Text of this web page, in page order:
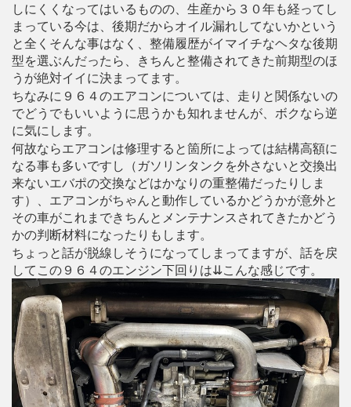
しにくくなってはいるものの、生産から３０年も経ってし
まっている今は、後期だからオイル漏れしてないかという
と全くそんな事はなく、整備履歴がイマイチなヘタな後期
型を選ぶんだったら、きちんと整備されてきた前期型のほ
うが絶対イイに決まってます。
ちなみに９６４のエアコンについては、走りと関係ないの
でどうでもいいように思うかも知れませんが、ボクなら逆
に気にします。
何故ならエアコンは修理すると箇所によっては結構高額に
なる事も多いですし（ガソリンタンクを外さないと交換出
来ないエバポの交換などはかなりの重整備だったりしま
す）、エアコンがちゃんと動作しているかどうかが意外と
その車がこれまできちんとメンテナンスされてきたかどう
かの判断材料になったりもします。
ちょっと話が脱線しそうになってしまってますが、話を戻
してこの９６４のエンジン下回りは⇊こんな感じです。